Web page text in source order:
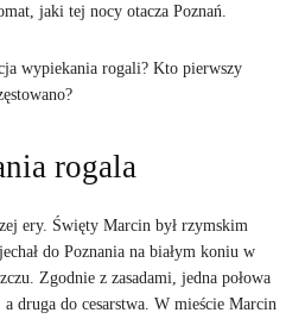
jaki tej nocy otacza Poznań.
wypiekania rogali? Kto pierwszy
rogala
ery. Święty Marcin był rzymskim
do Poznania na białym koniu w
Zgodnie z zasadami, jedna połowa
a druga do cesarstwa. W mieście Marcin